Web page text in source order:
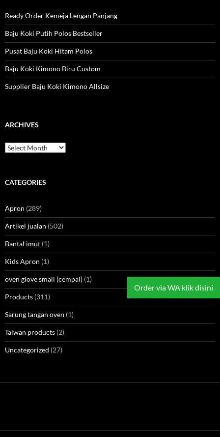
Ready Order Kemeja Lengan Panjang
Baju Koki Putih Polos Bestseller
Pusat Baju Koki Hitam Polos
Baju Koki Kimono Biru Custom
Supplier Baju Koki Kimono Allsize
ARCHIVES
Archives
CATEGORIES
Apron (289)
Artikel jualan (502)
Bantal imut (1)
Kids Apron (1)
oven glove small (cempal) (1)
Products (311)
Sarung tangan oven (1)
Taiwan products (2)
Uncategorized (27)
Order via WA klik disini